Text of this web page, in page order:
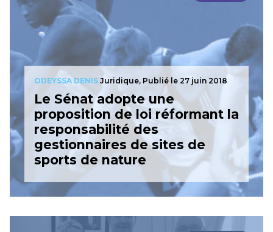
ODEYSSA DENIS Juridique, Publié le 27 juin 2018
Le Sénat adopte une
proposition de loi réformant la
responsabilité des
gestionnaires de sites de
sports de nature